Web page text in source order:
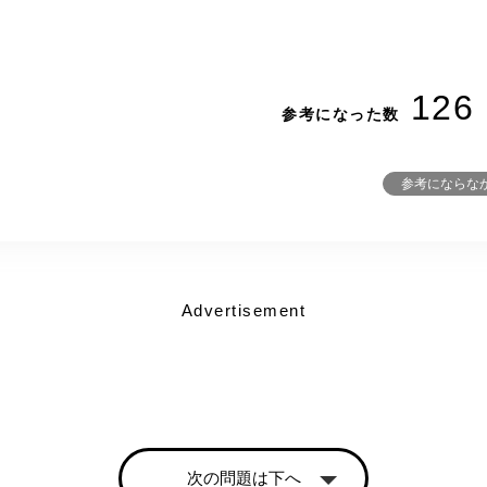
参考になった数 126
参考にならな
Advertisement
次の問題は下へ